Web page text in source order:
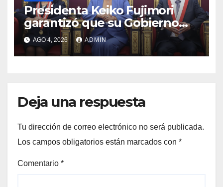
Presidenta Keiko Fujimori
garantizó que su Gobierno
respetará la separación de
poderes
AGO 4, 2026 ADMIN
Deja una respuesta
Tu dirección de correo electrónico no será publicada.
Los campos obligatorios están marcados con *
Comentario *